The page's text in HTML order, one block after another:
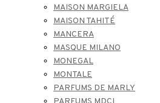
MAISON MARGIELA
MAISON TAHITÉ
MANCERA
MASQUE MILANO
MONEGAL
MONTALE
PARFUMS DE MARLY